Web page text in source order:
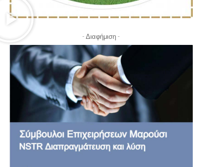
- Διαφήμιση -